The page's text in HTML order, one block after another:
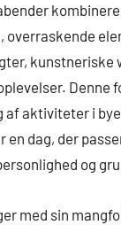
overraskende
kunstneriske
Denne
af aktiviteter i
en dag, der
og
med sin